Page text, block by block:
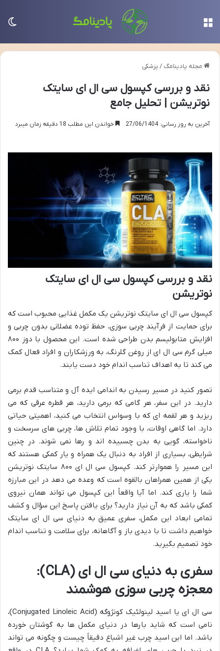
مجله پادینامگ / پزشکی
نقد و بررسی کپسول سی ال ای سایتک
نوتریشن | تحلیل جامع
آخرین به روز رسانی: 27/06/1404 خواندن این مطلب 18 دقیقه زمان میبرد
نقد و بررسی کپسول سی ال ای سایتک
نوتریشن
کپسول سی ال ای سایتک نوتریشن یک مکمل غذایی محبوب است که
برای حمایت از فرآیند چربی سوزی، حفظ توده عضلانی بدون چربی و
افزایش متابولیسم بدن طراحی شده است. این محصول با دوز ۸۰۰
میلی گرم سی ال ای از روغن گلرنگ، به ورزشکاران و افراد فعال کمک
می کند تا به اهداف تناسب اندام خود دست یابند.
تصور کنید در مسیر رسیدن به اندامی ایده آل و متناسب قدم برمی
دارید. در این سفر، هر گامی که برمی دارید، هر قطره عرقی که می
ریزید و هر لقمه ای که با وسواس انتخاب می کنید، اهمیتی حیاتی
دارد. اما گاهی اوقات، با وجود تمام تلاش ها، چربی های سرسخت و
ناخواسته، گویی به بدن چسبیده اند و رها نمی شوند. در چنین
شرایطی، بسیاری از افراد به دنبال یک همراه و یار کمکی هستند که
این مسیر را هموارتر کند. کپسول سی ال ای ۸۰۰ سایتک نوتریشن
یکی از همین همراهان بالقوه است که وعده می دهد در این مبارزه
شما را یاری کند. اما آیا واقعاً این کپسول می تواند همان نیروی
کمکی باشد که به آن نیاز دارید؟ برای یافتن پاسخ این سؤال و کشف
تمامی ابعاد این مکمل، سفری عمیق به دنیای سی ال ای سایتک
خواهیم داشت تا با دیدی باز و آگاهانه، برای سلامت و تناسب اندام
خود تصمیم بگیرید.
سفری به دنیای سی ال ای (CLA):
معجزه چربی سوزی هوشمند
سی ال ای یا اسید لینولئیک کونژوگه (Conjugated Linoleic Acid)،
نامی است که شاید بارها در دنیای مکمل ها به گوشتان خورده
باشد. اما این اسید چرب غیر اشباع دقیقاً چیست و چگونه می تواند